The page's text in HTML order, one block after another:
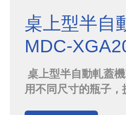
桌上型半自
MDC-
桌上型半自動軋蓋
用不同尺寸的瓶子